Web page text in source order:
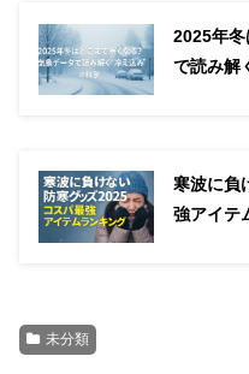
2025年冬
で読み解
寒波に負
強アイテ
未分類